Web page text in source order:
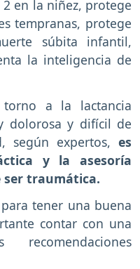
en la niñez, protege
tempranas, protege
súbita infantil,
la inteligencia de
a la lactancia
dolorosa y difícil de
según expertos, es
y la asesoría
ser traumática.
tener una buena
contar con una